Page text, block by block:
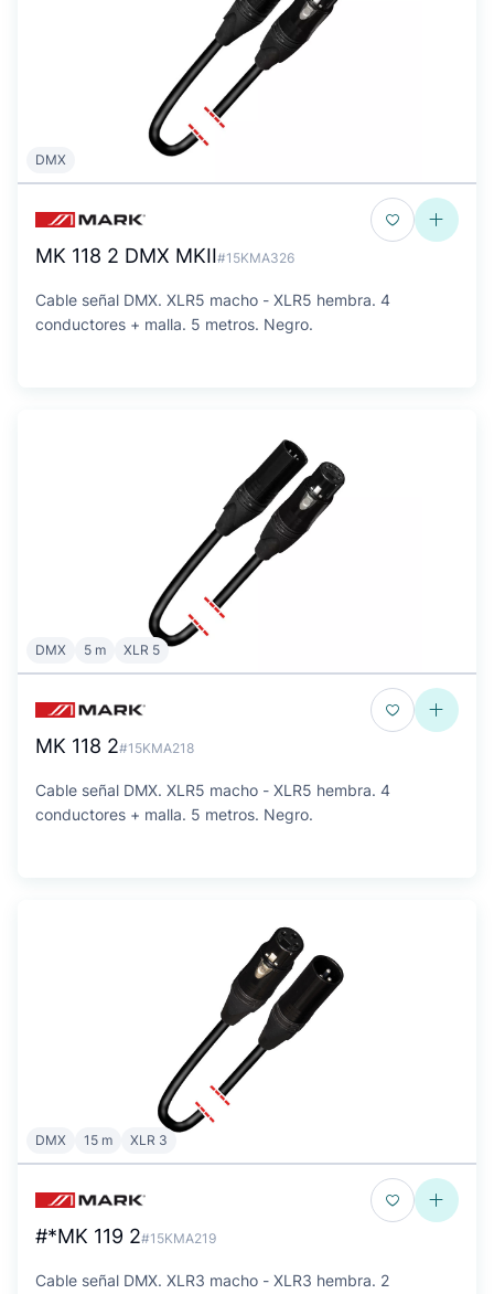
DMX
MK 118 2 DMX MKII#15KMA326
Cable señal DMX. XLR5 macho - XLR5 hembra. 4
conductores + malla. 5 metros. Negro.
DMX 5 m XLR 5
MK 118 2#15KMA218
Cable señal DMX. XLR5 macho - XLR5 hembra. 4
conductores + malla. 5 metros. Negro.
DMX 15 m XLR 3
#*MK 119 2#15KMA219
Cable señal DMX. XLR3 macho - XLR3 hembra. 2